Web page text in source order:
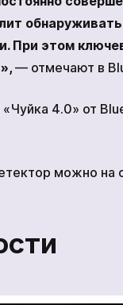
При этом
— отмечают в
4.0» от
можно на